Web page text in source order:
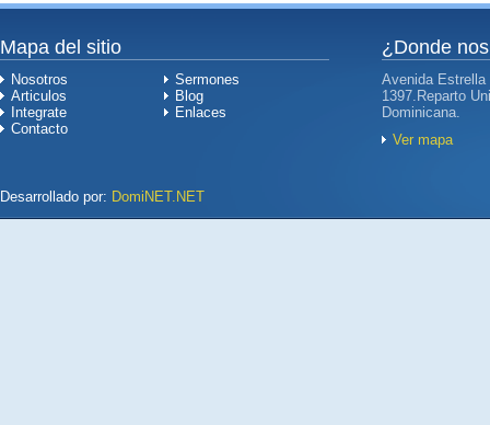
Mapa del sitio
Nosotros
Sermones
Articulos
Blog
Integrate
Enlaces
Contacto
¿Donde
Avenida
1397.Reparto
Dominicana.
Ver mapa
Desarrollado por: DomiNET.NET